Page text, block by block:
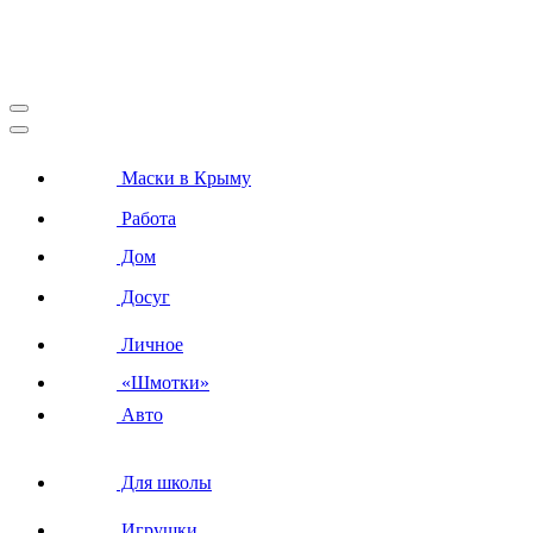
Маски в Крыму
Работа
Дом
Досуг
Личное
«Шмотки»
Авто
Для школы